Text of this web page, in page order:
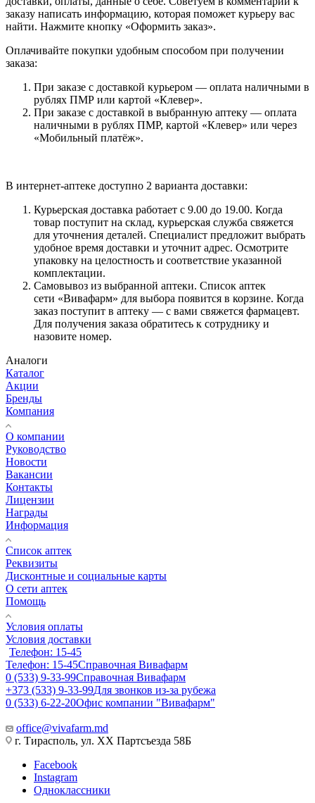
заказу написать информацию, которая поможет курьеру вас
найти. Нажмите кнопку «Оформить заказ».
Оплачивайте покупки удобным способом при получении
заказа:
При заказе с доставкой курьером — оплата наличными в
рублях ПМР или картой «Клевер».
При заказе с доставкой в выбранную аптеку — оплата
наличными в рублях ПМР, картой «Клевер» или через
«Мобильный платёж».
В интернет-аптеке доступно 2 варианта доставки:
Курьерская доставка работает с 9.00 до 19.00. Когда
товар поступит на склад, курьерская служба свяжется
для уточнения деталей. Специалист предложит выбрать
удобное время доставки и уточнит адрес. Осмотрите
упаковку на целостность и соответствие указанной
комплектации.
Самовывоз из выбранной аптеки. Список аптек
сети «Вивафарм» для выбора появится в корзине. Когда
заказ поступит в аптеку — с вами свяжется фармацевт.
Для получения заказа обратитесь к сотруднику и
назовите номер.
Аналоги
Каталог
Акции
Бренды
Компания
О компании
Руководство
Новости
Вакансии
Контакты
Лицензии
Награды
Информация
Список аптек
Реквизиты
Дисконтные и социальные карты
О сети аптек
Помощь
Условия оплаты
Условия доставки
Телефон: 15-45
Телефон: 15-45Справочная Вивафарм
0 (533) 9-33-99Справочная Вивафарм
+373 (533) 9-33-99Для звонков из-за рубежа
0 (533) 6-22-20Офис компании "Вивафарм"
office@vivafarm.md
г. Тирасполь, ул. ХХ Партсъезда 58Б
Facebook
Instagram
Одноклассники